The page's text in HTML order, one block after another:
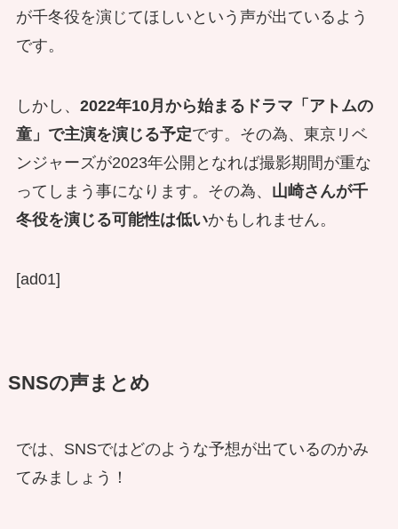
が千冬役を演じてほしいという声が出ているよう
です。
しかし、 2022年10月から始まるドラマ「アトムの
童」で主演を演じる予定です。その為、東京リベ
ンジャーズが2023年公開となれば撮影期間が重な
ってしまう事になります。その為、 山崎さんが千
冬役を演じる可能性は低いかもしれません。
[ad01]
SNSの声まとめ
では、SNSではどのような予想が出ているのかみ
てみましょう！